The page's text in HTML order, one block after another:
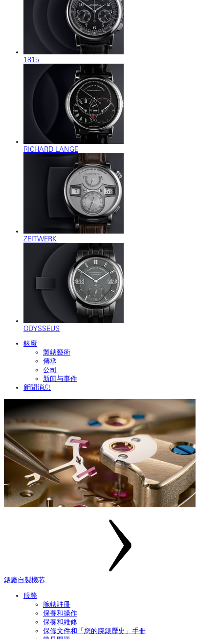
1815
RICHARD LANGE
ZEITWERK
ODYSSEUS
錶廠
製錶藝術
傳承
公司
新闻与事件
新聞消息
錶廠自製機芯
服務
腕錶註冊
保養和操作
保養和維修
保修文件和「您的腕錶歷史」手冊